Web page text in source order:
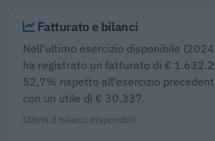
Fatturato e bilanci
Nell'ultimo esercizio disponibile
ha registrato un fatturato di €
52,7% rispetto all'esercizio
con un utile di € 30.337.
Ultimi 3 bilanci disponibili.